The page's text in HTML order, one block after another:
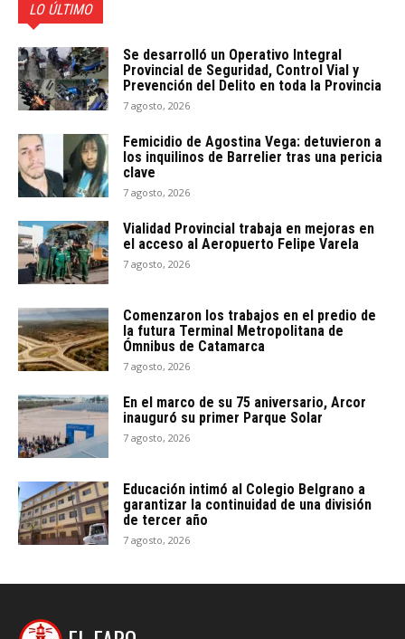
LO ÚLTIMO
Se desarrolló un Operativo Integral
Provincial de Seguridad, Control Vial y
Prevención del Delito en toda la Provincia
7 agosto, 2026
Femicidio de Agostina Vega: detuvieron a
los inquilinos de Barrelier tras una pericia
clave
7 agosto, 2026
Vialidad Provincial trabaja en mejoras en
el acceso al Aeropuerto Felipe Varela
7 agosto, 2026
Comenzaron los trabajos en el predio de
la futura Terminal Metropolitana de
Ómnibus de Catamarca
7 agosto, 2026
En el marco de su 75 aniversario, Arcor
inauguró su primer Parque Solar
7 agosto, 2026
Educación intimó al Colegio Belgrano a
garantizar la continuidad de una división
de tercer año
7 agosto, 2026